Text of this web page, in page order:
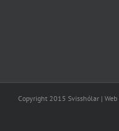
Copyright 2015 Svisshólar |